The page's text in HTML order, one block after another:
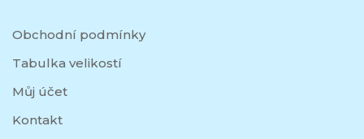
Obchodní podmínky
Tabulka velikostí
Můj účet
Kontakt